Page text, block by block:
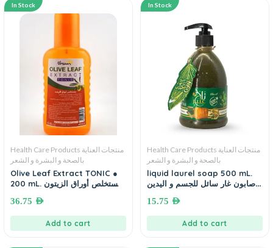
In Stock
Health Care Products منتجات العناية
بالصحة و البشرة و الشعر
Olive Leaf Extract TONIC ●
200 mL. مستخلص أوراق الزيتون
36.75 AED
Add to cart
In Stock
Health Care Products منتجات العناية
بالصحة و البشرة و الشعر
liquid laurel soap 500 mL.
صابون غار سائل للجسم و اليدين
15.75 AED
Add to cart